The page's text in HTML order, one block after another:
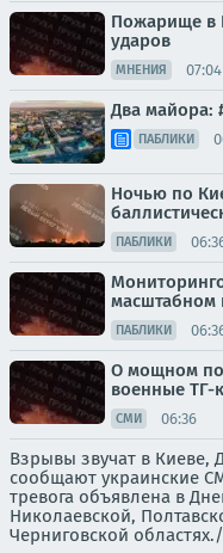
Пожарище в
ударов
МНЕНИЯ 07:04
Два майора:
ПАБЛИКИ
Ночью по
ПАБЛИКИ
масштабном
ПАБЛИКИ
О мощном
военные ТГ-
СМИ 06:36
Взрывы звучат в Киеве,
сообщают украинские
тревога объявлена в
Николаевской,
Черниговской